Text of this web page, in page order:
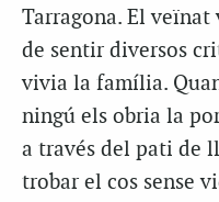
Tarragona. El
de sentir diversos
vivia la família.
ningú els obria la
a través del pati de
trobar el cos sense